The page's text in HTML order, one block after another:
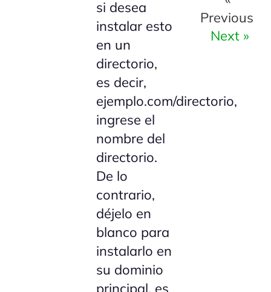
si desea
instalar esto
en un
directorio,
es decir,
ejemplo.com/directorio,
ingrese el
nombre del
directorio.
De lo
contrario,
déjelo en
blanco para
instalarlo en
su dominio
principal, es
Previous
Next »